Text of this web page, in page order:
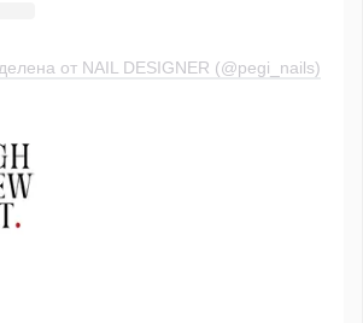
от NAIL DESIGNER (@pegi_nails)